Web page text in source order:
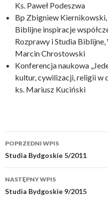
Ks. Paweł Podeszwa
Bp Zbigniew Kiernikowski,
Biblijne inspiracje
Rozprawy i Studia Biblijne,
Marcin Chrostowski
Konferencja naukowa
kultur, cywilizacji, religii w
ks. Mariusz Kuciński
Zobacz
wpisy
POPRZEDNI WPIS
Studia Bydgoskie 5/2011
NASTĘPNY WPIS
Studia Bydgoskie 9/2015